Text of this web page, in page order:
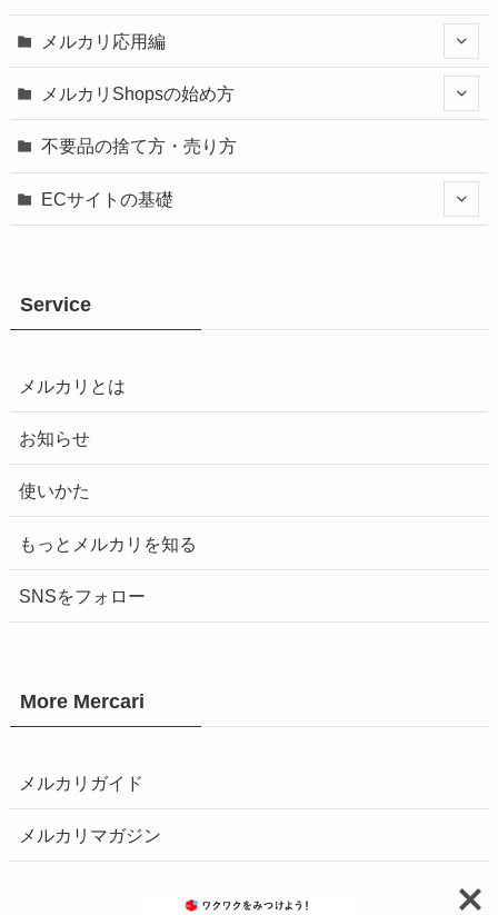
メルカリ応用編
メルカリShopsの始め方
不要品の捨て方・売り方
ECサイトの基礎
Service
メルカリとは
お知らせ
使いかた
もっとメルカリを知る
SNSをフォロー
More Mercari
メルカリガイド
メルカリマガジン